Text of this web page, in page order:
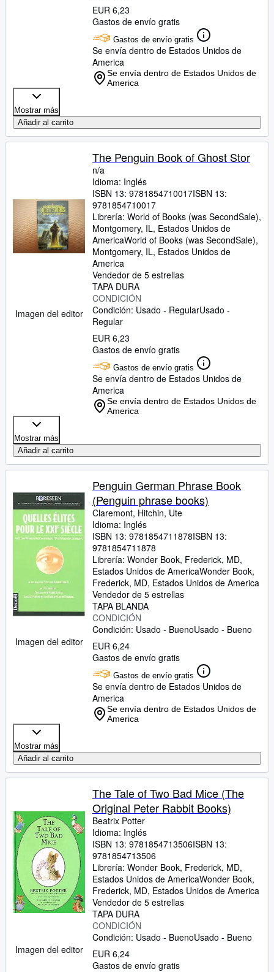
EUR 6,23
Gastos de envío gratis
Gastos de envío gratis
Se envía dentro de Estados Unidos de
America
Se envía dentro de Estados Unidos de
America
Mostrar más
Añadir al carrito
Imagen del editor
The Penguin Book of Ghost Stor
n/a
Idioma: Inglés
ISBN 13: 9781854710017ISBN 13:
9781854710017
Librería: World of Books (was SecondSale),
Montgomery, IL, Estados Unidos de
AmericaWorld of Books (was SecondSale),
Montgomery, IL, Estados Unidos de
America
Vendedor de 5 estrellas
TAPA DURA
CONDICIÓN
Condición: Usado - RegularUsado -
Regular
EUR 6,23
Gastos de envío gratis
Gastos de envío gratis
Se envía dentro de Estados Unidos de
America
Se envía dentro de Estados Unidos de
America
Mostrar más
Añadir al carrito
Imagen del editor
Penguin German Phrase Book
(Penguin phrase books)
Claremont, Hitchin, Ute
Idioma: Inglés
ISBN 13: 9781854711878ISBN 13:
9781854711878
Librería: Wonder Book, Frederick, MD,
Estados Unidos de AmericaWonder Book,
Frederick, MD, Estados Unidos de America
Vendedor de 5 estrellas
TAPA BLANDA
CONDICIÓN
Condición: Usado - BuenoUsado - Bueno
EUR 6,24
Gastos de envío gratis
Gastos de envío gratis
Se envía dentro de Estados Unidos de
America
Se envía dentro de Estados Unidos de
America
Mostrar más
Añadir al carrito
Imagen del editor
The Tale of Two Bad Mice (The
Original Peter Rabbit Books)
Beatrix Potter
Idioma: Inglés
ISBN 13: 9781854713506ISBN 13:
9781854713506
Librería: Wonder Book, Frederick, MD,
Estados Unidos de AmericaWonder Book,
Frederick, MD, Estados Unidos de America
Vendedor de 5 estrellas
TAPA DURA
CONDICIÓN
Condición: Usado - BuenoUsado - Bueno
EUR 6,24
Gastos de envío gratis